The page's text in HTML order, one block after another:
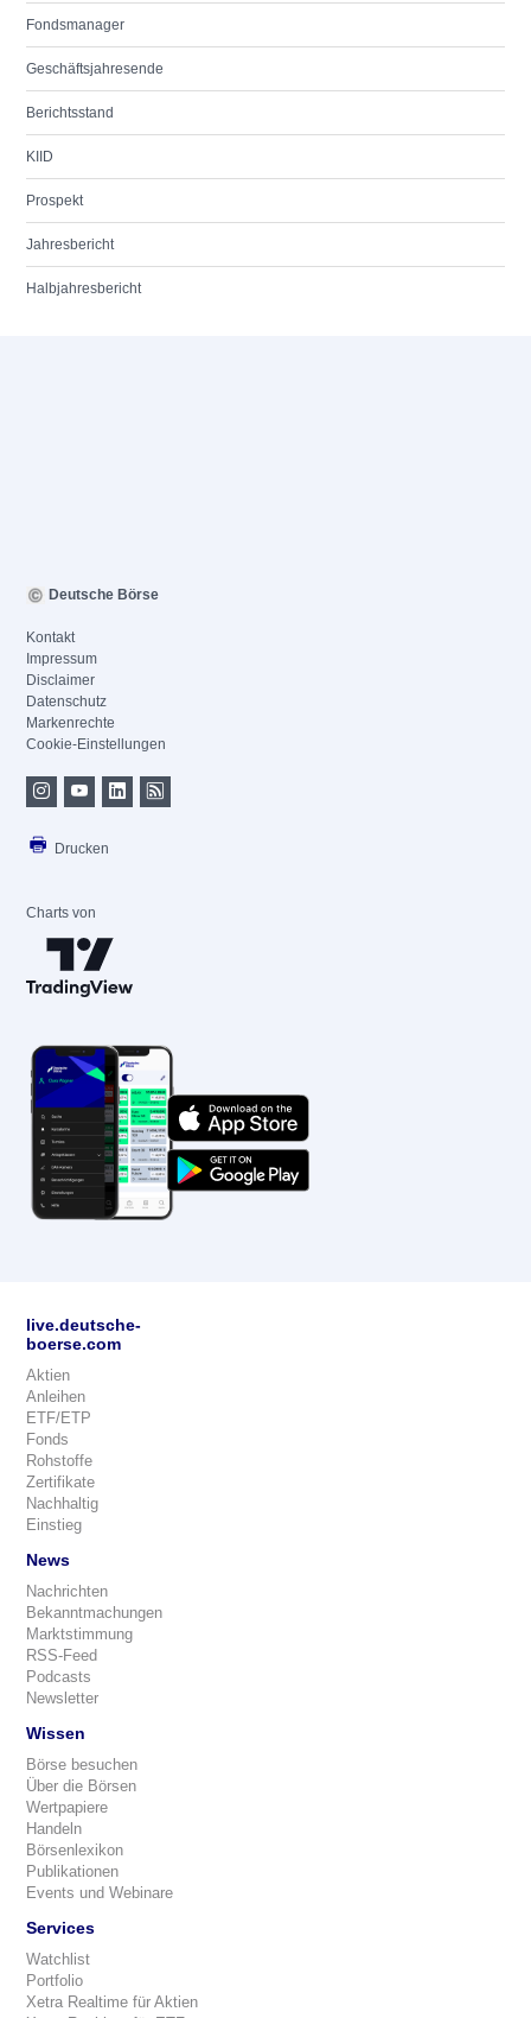
Fondsmanager
Geschäftsjahresende
Berichtsstand
KIID
Prospekt
Jahresbericht
Halbjahresbericht
Deutsche Börse
Kontakt
Impressum
Disclaimer
Datenschutz
Markenrechte
Cookie-Einstellungen
Drucken
Charts von
live.deutsche-
boerse.com
Aktien
Anleihen
ETF/ETP
Fonds
Rohstoffe
Zertifikate
Nachhaltig
Einstieg
News
Nachrichten
Bekanntmachungen
Marktstimmung
RSS-Feed
Podcasts
Newsletter
Wissen
Börse besuchen
Über die Börsen
Wertpapiere
Handeln
Börsenlexikon
Publikationen
Events und Webinare
Services
Watchlist
Portfolio
Xetra Realtime für Aktien